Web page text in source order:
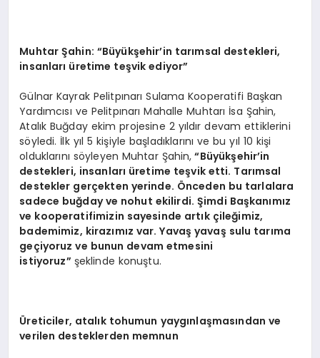
Muhtar Şahin: “Büyükşehir’in tarımsal destekleri,
insanları üretime teşvik ediyor”
Gülnar Kayrak Pelitpınarı Sulama Kooperatifi Başkan
Yardımcısı ve Pelitpınarı Mahalle Muhtarı İsa Şahin,
Atalık Buğday ekim projesine 2 yıldır devam ettiklerini
söyledi. İlk yıl 5 kişiyle başladıklarını ve bu yıl 10 kişi
olduklarını söyleyen Muhtar Şahin, “Büyükşehir’in
destekleri, insanları üretime teşvik etti. Tarımsal
destekler gerçekten yerinde. Önceden bu tarlalara
sadece buğday ve nohut ekilirdi. Şimdi Başkanımız
ve kooperatifimizin sayesinde artık çileğimiz,
bademimiz, kirazımız var. Yavaş yavaş sulu tarıma
geçiyoruz ve bunun devam etmesini
istiyoruz” şeklinde konuştu.
Üreticiler, atalık tohumun yaygınlaşmasından ve
verilen desteklerden memnun